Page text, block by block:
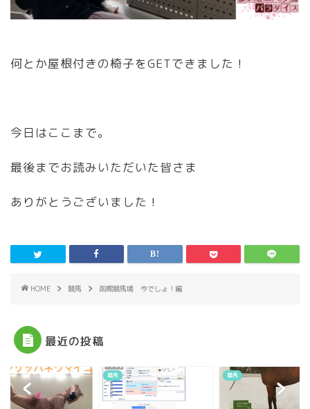
何とか屋根付きの椅子をGETできました！
今日はここまで。
最後までお読みいただいた皆さま
ありがとうございました！
HOME 競馬 函館競馬場 今でしょ！編
最近の投稿
競馬 競馬